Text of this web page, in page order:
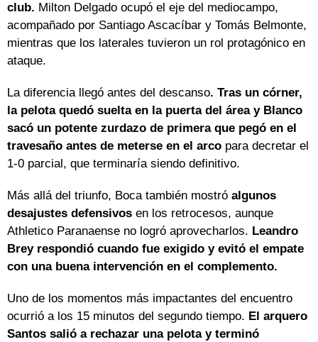
club. Milton Delgado ocupó el eje del mediocampo,
acompañado por Santiago Ascacíbar y Tomás Belmonte,
mientras que los laterales tuvieron un rol protagónico en
ataque.
La diferencia llegó antes del descanso. Tras un córner,
la pelota quedó suelta en la puerta del área y Blanco
sacó un potente zurdazo de primera que pegó en el
travesaño antes de meterse en el arco para decretar el
1-0 parcial, que terminaría siendo definitivo.
Más allá del triunfo, Boca también mostró algunos
desajustes defensivos en los retrocesos, aunque
Athletico Paranaense no logró aprovecharlos. Leandro
Brey respondió cuando fue exigido y evitó el empate
con una buena intervención en el complemento.
Uno de los momentos más impactantes del encuentro
ocurrió a los 15 minutos del segundo tiempo. El arquero
Santos salió a rechazar una pelota y terminó